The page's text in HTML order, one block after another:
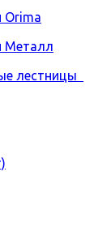
Orima
Металл
лестницы